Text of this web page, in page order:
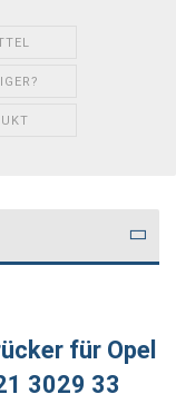
für Opel
3029 33